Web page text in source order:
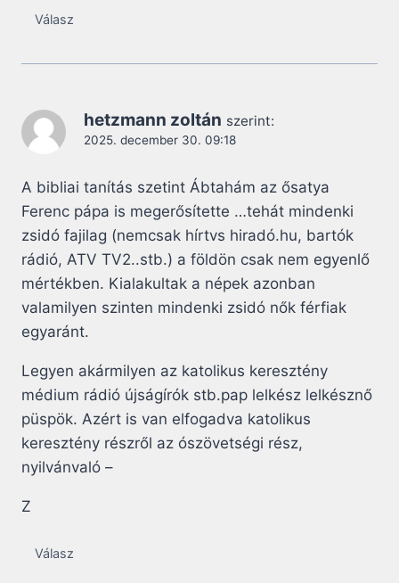
Válasz
hetzmann zoltán szerint:
2025. december 30. 09:18
A bibliai tanítás szetint Ábtahám az ősatya
Ferenc pápa is megerősítette …tehát mindenki
zsidó fajilag (nemcsak hírtvs hiradó.hu, bartók
rádió, ATV TV2..stb.) a földön csak nem egyenlő
mértékben. Kialakultak a népek azonban
valamilyen szinten mindenki zsidó nők férfiak
egyaránt.
Legyen akármilyen az katolikus keresztény
médium rádió újságírók stb.pap lelkész lelkésznő
püspök. Azért is van elfogadva katolikus
keresztény részről az ószövetségi rész,
nyilvánvaló –
Z
Válasz